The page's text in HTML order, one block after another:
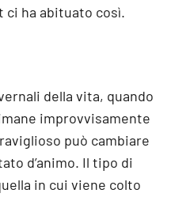
ci ha abituato così.
della vita, quando
improvvisamente
può cambiare
d’animo. Il tipo di
in cui viene colto